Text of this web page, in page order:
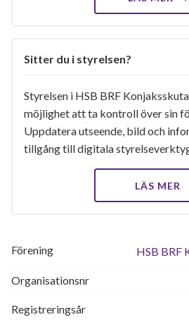
Sitter du i styrelsen?
Styrelsen i HSB BRF
möjlighet att ta kontroll över sin
Uppdatera utseende, bild och
tillgång till digitala
LÄS MER
Förening HSB BRF
Organisationsnr
Registreringsår